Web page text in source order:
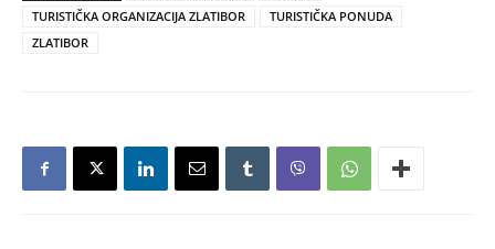
TURISTIČKA ORGANIZACIJA ZLATIBOR
TURISTIČKA PONUDA
ZLATIBOR